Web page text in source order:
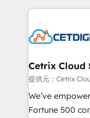
competitive
coffee, and we ❤️ dogs. We
Impact Award
Award 🏆2020
Integrations
Marketing
2018 Website
Cetrix Cloud
提供元：Cetrix
We’ve
Fortune 500